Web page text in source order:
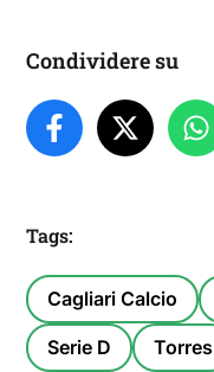
Condividere su
Tags:
Cagliari Calcio
Serie D Torres